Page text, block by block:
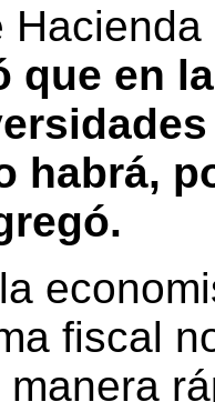
que en
habrá,
fiscal